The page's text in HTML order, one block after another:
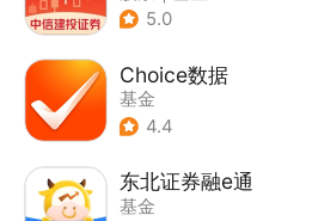
5.0
Choice数据
基金
4.4
东北证券融e通
基金